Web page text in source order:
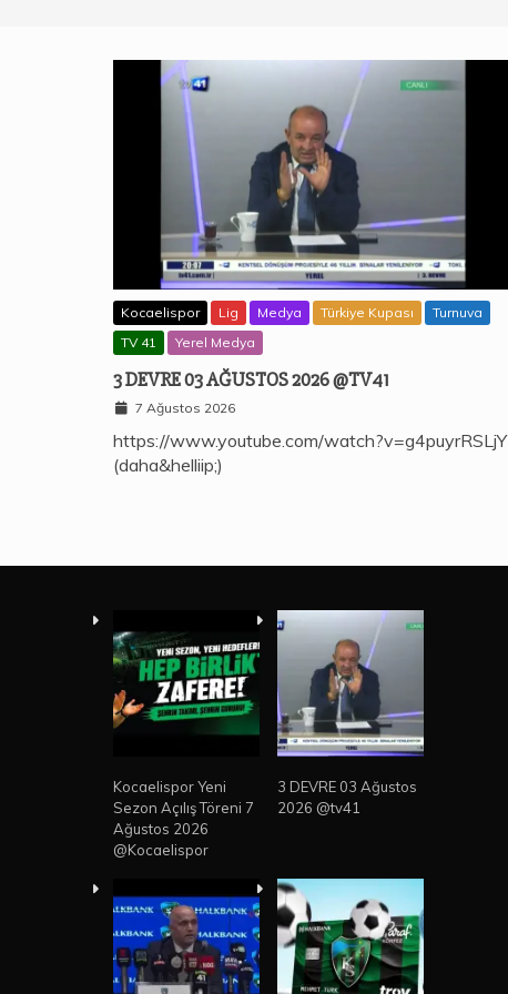
Kocaelispor Lig Medya Türkiye Kupası
Turnuva
TV 41
Yerel Medya
3 DEVRE 03 AĞUSTOS 2026 @TV41
7 Ağustos 2026
https://www.youtube.com/watch?v=g4puyrRSLjY
(daha&helliip;)
Kocaelispor Yeni
Sezon Açılış Töreni 7
Ağustos 2026
@Kocaelispor
3 DEVRE 03 Ağustos
2026 @tv41